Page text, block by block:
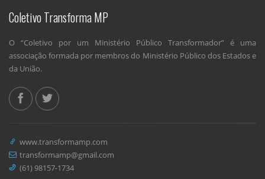
Coletivo Transforma MP
O “Coletivo por um Ministério Público Transformador” é uma
associação formada por membros do Ministério Público dos Estados e
da União.
www.transformamp.com
transformamp@gmail.com
(61) 98157-1734